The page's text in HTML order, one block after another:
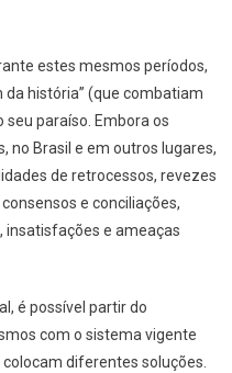
estes mesmos períodos,
história” (que combatiam
paraíso. Embora os
no Brasil e em outros lugares,
de retrocessos, revezes
e conciliações,
insatisfações e ameaças
é possível partir do
com o sistema vigente
diferentes soluções.